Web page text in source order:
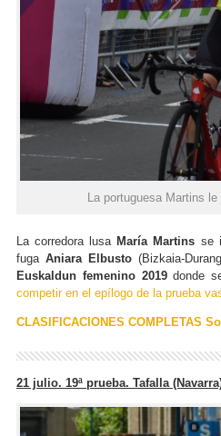
La portuguesa Martins
La corredora lusa María Martins se
fugaAniara Elbusto (Bizkaia-
Euskaldun femenino 2019donde
competir en el epílogo de la prueba
CLASIFICACIONES COMPLETAS
21 julio. 19ª prueba. Tafalla